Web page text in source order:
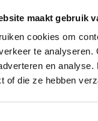
maakt gebruik
cookies om
te analyseren.
en
of die ze hebben
dit product..